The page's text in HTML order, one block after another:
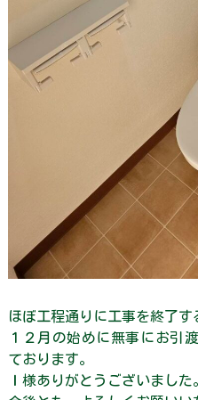
ほぼ工程通りに工事を終了す
１２月の始めに無事にお引
ております。
Ｉ様ありがとうございました